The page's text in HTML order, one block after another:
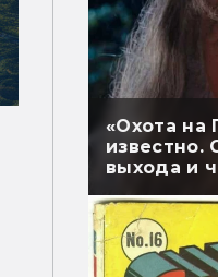
«Охота на
известно.
выхода и